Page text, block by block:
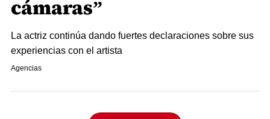
cámaras”
La actriz continúa dando fuertes declaraciones sobre sus
experiencias con el artista
Agencias